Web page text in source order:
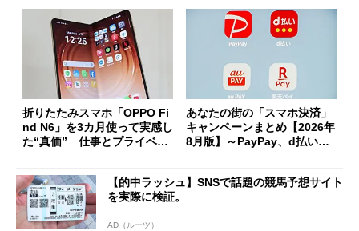
折りたたみスマホ「OPPO Fi
nd N6」を3カ月使って実感し
た“真価” 仕事とプライベー
あなたの街の「スマホ決済」
キャンペーンまとめ【2026年
8月版】～PayPay、d払い、a
【的中ラッシュ】SNSで話題の競馬予想サイト
を実際に検証。
AD（ルーツ）